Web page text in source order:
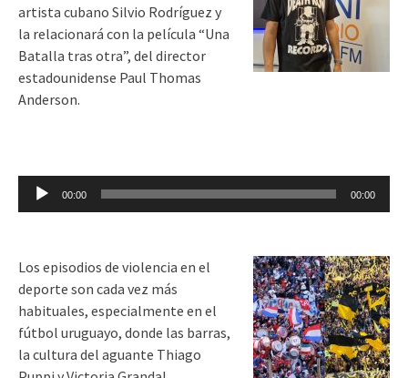
artista cubano Silvio Rodríguez y
la relacionará con la película “Una
Batalla tras otra”, del director
estadounidense Paul Thomas
Anderson.
Reproductor
00:00 00:00
Los episodios de violencia en el
deporte son cada vez más
habituales, especialmente en el
fútbol uruguayo, donde las barras,
la cultura del aguante Thiago